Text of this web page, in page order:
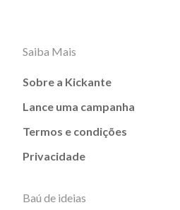
Saiba Mais
Sobre a Kickante
Lance uma campanha
Termos e condições
Privacidade
Baú de ideias